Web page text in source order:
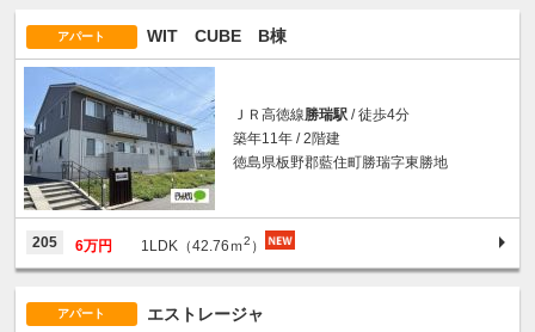
アパート WIT CUBE B棟
ＪＲ高徳線 勝瑞駅 / 徒歩4分
築年11年 / 2階建
徳島県板野郡藍住町勝瑞字東勝地
205 6万円 1LDK（42.76ｍ2 ）
アパート エストレージャ